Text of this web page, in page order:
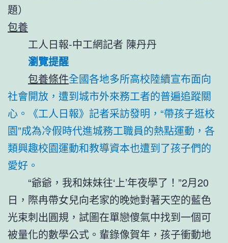
題）
包養
工人日報-中工網記者 陳丹丹
瀏覽提醒
包養條件全國各地多所高校陸續宣布面向
社會開放，遭到城市外來務工者的普遍追蹤關
心。《工人日報》記者采訪發明，“帶孩子逛校
園”成為冷假時代進城務工職員的熱點運動，各
類興趣校園運動和教導資本也遭到了孩子們的
愛好。
“爺爺，我和妹妹往‘上’年夜學了！”2月20
日，際冉帶女兒向老家的晚她對著天空的藍色
光束刺出圓規，試圖在單戀傻氣中找到一個可
被量化的數學公式。輩錄像賀年，孩子衝動地